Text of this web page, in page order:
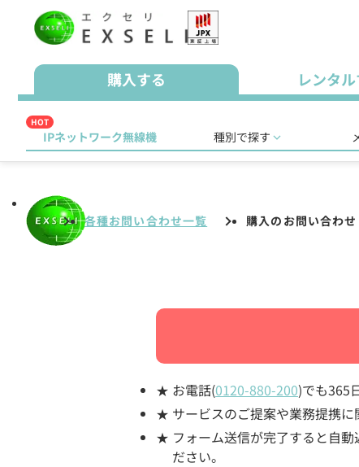
購入する レンタ
HOT
IPネットワーク無線機 種別で探す
各種お問い合わせ一覧 購入のお問い合わせ
お電話(0120-880-200)でも365
サービスのご提案や業務提携
フォーム送信が完了すると自
ださい。